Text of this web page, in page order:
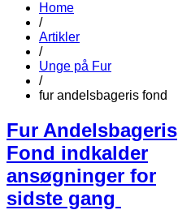
Home
/
Artikler
/
Unge på Fur
/
fur andelsbageris fond
Fur Andelsbageris
Fond indkalder
ansøgninger for
sidste gang